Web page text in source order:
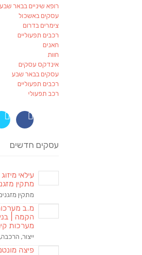
רופא שיניים בבאר שבע
עסקים באשכול
צימרים בדרום
רכבים תפעוליים
חאנים
חוות
אינדקס עסקים
עסקים בבאר שבע
רכבים תפעוליים
רכב תפעולי
עסקים חדשים
עילאי
מתקין
מתקין
מ.ב
הקמה |
מערכות
ייצור,
פיצה